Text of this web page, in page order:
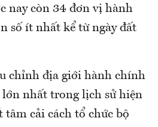
nay còn 34 đơn vị hành
số ít nhất kể từ ngày đất
chỉnh địa giới hành chính
lớn nhất trong lịch sử hiện
tâm cải cách tổ chức bộ